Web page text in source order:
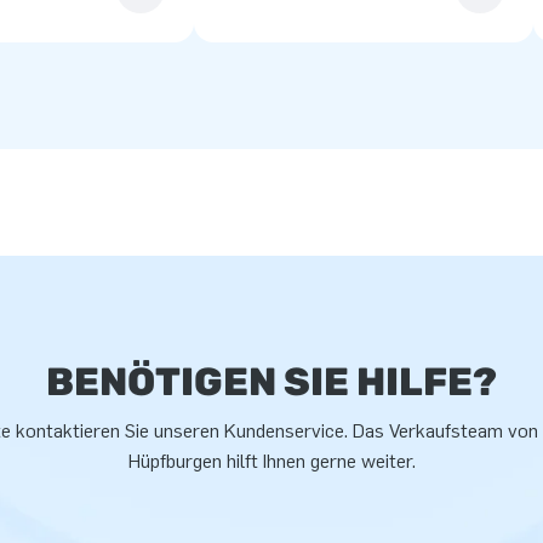
BENÖTIGEN SIE HILFE?
kontaktieren Sie unseren Kundenservice. Das Verkaufsteam
Hüpfburgen hilft Ihnen gerne weiter.